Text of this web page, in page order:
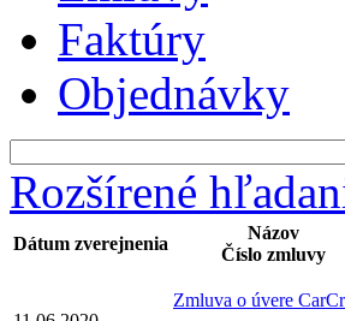
Faktúry
Objednávky
Rozšírené
Dátum zverejnenia
Názov
Číslo zmluvy
Zmluva o úvere